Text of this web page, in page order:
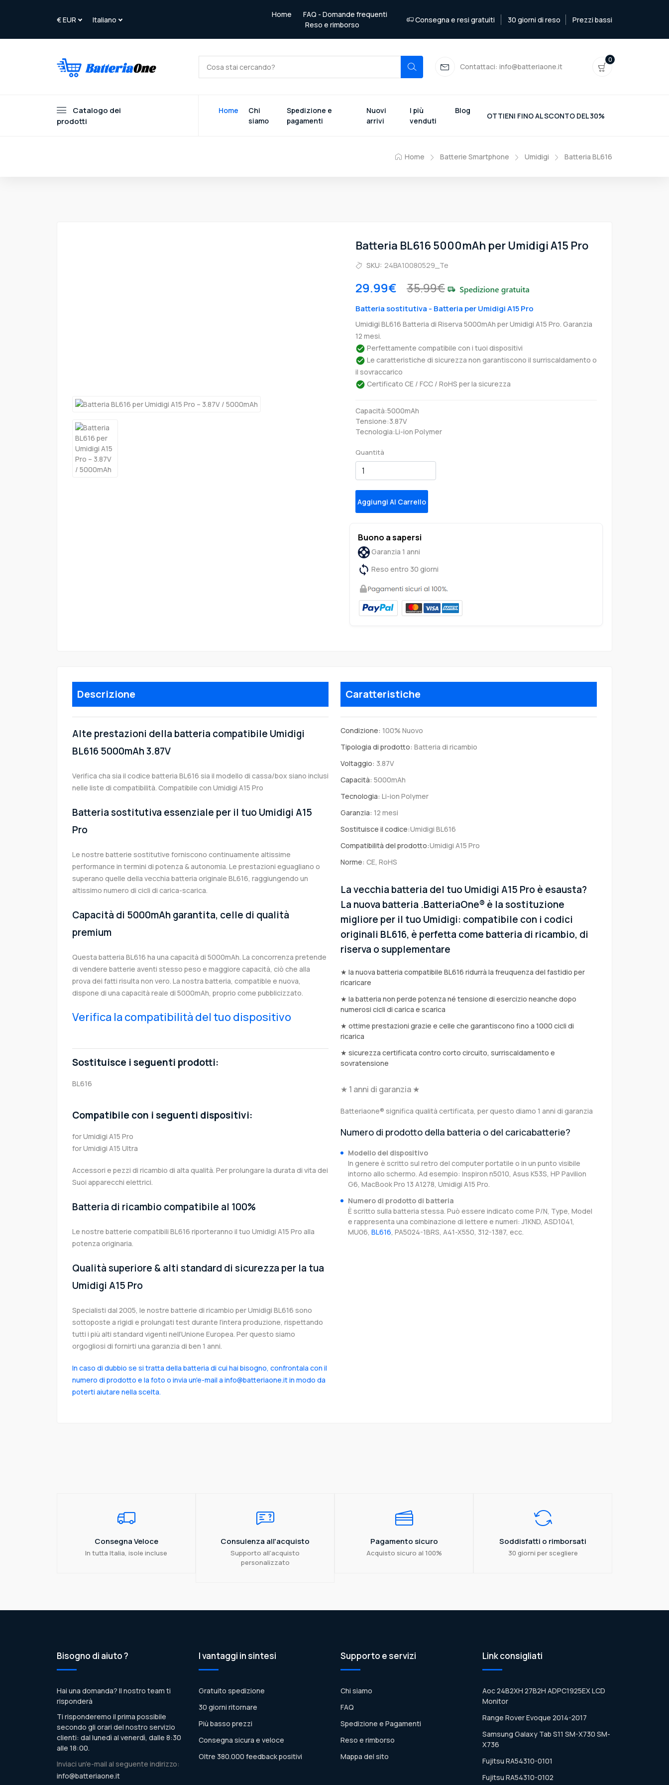
Home
FAQ - Domande frequenti
Reso e rimborso
Consegna e resi gratuiti 30 giorni di reso Prezzi bassi
Contattaci: info@batteriaone.it
0
Catalogo dei
prodotti
Home
Chi
siamo
Spedizione e
pagamenti
Nuovi
arrivi
I più
venduti
Blog
OTTIENI FINO AL SCONTO DEL 30%
Home Batterie Smartphone Umidigi Batteria BL616
Batteria BL616 5000mAh per Umidigi A15 Pro
SKU: 24BA10080529_Te
29.99€ 35.99€
Batteria sostitutiva - Batteria per Umidigi A15 Pro
Umidigi BL616 Batteria di Riserva 5000mAh per Umidigi A15 Pro. Garanzia
12 mesi.
Perfettamente compatibile con i tuoi dispositivi
Le caratteristiche di sicurezza non garantiscono il surriscaldamento o
il sovraccarico
Certificato CE / FCC / RoHS per la sicurezza
Capacità:5000mAh
Tensione:3.87V
Tecnologia:Li-ion Polymer
Quantità
Aggiungi Al Carrello
Buono a sapersi
Garanzia 1 anni
Reso entro 30 giorni
Descrizione
Alte prestazioni della batteria compatibile Umidigi
BL616 5000mAh 3.87V
Verifica cha sia il codice batteria BL616 sia il modello di cassa/box siano inclusi
nelle liste di compatibilità. Compatibile con Umidigi A15 Pro
Batteria sostitutiva essenziale per il tuo Umidigi A15
Pro
Le nostre batterie sostitutive forniscono continuamente altissime
performance in termini di potenza & autonomia. Le prestazioni eguagliano o
superano quelle della vecchia batteria originale BL616, raggiungendo un
altissimo numero di cicli di carica-scarica.
Capacità di 5000mAh garantita, celle di qualità
premium
Questa batteria BL616 ha una capacità di 5000mAh. La concorrenza pretende
di vendere batterie aventi stesso peso e maggiore capacità, ciò che alla
prova dei fatti risulta non vero. La nostra batteria, compatible e nuova,
dispone di una capacità reale di 5000mAh, proprio come pubblicizzato.
Verifica la compatibilità del tuo dispositivo
Sostituisce i seguenti prodotti:
BL616
Compatibile con i seguenti dispositivi:
for Umidigi A15 Pro
for Umidigi A15 Ultra
Accessori e pezzi di ricambio di alta qualità. Per prolungare la durata di vita dei
Suoi apparecchi elettrici.
Batteria di ricambio compatibile al 100%
Le nostre batterie compatibili BL616 riporteranno il tuo Umidigi A15 Pro alla
potenza originaria.
Qualità superiore & alti standard di sicurezza per la tua
Umidigi A15 Pro
Specialisti dal 2005, le nostre batterie di ricambio per Umidigi BL616 sono
sottoposte a rigidi e prolungati test durante l’intera produzione, rispettando
tutti i più alti standard vigenti nell’Unione Europea. Per questo siamo
orgogliosi di fornirti una garanzia di ben 1 anni.
In caso di dubbio se si tratta della batteria di cui hai bisogno, confrontala con il
numero di prodotto e la foto o invia un'e-mail a info@batteriaone.it in modo da
poterti aiutare nella scelta.
Caratteristiche
Condizione: 100% Nuovo
Tipologia di prodotto: Batteria di ricambio
Voltaggio: 3.87V
Capacità: 5000mAh
Tecnologia: Li-ion Polymer
Garanzia: 12 mesi
Sostituisce il codice:Umidigi BL616
Compatibilità del prodotto:Umidigi A15 Pro
Norme: CE, RoHS
La vecchia batteria del tuo Umidigi A15 Pro è esausta?
La nuova batteria .BatteriaOne® è la sostituzione
migliore per il tuo Umidigi: compatibile con i codici
originali BL616, è perfetta come batteria di ricambio, di
riserva o supplementare
★ la nuova batteria compatibile BL616 ridurrà la freuquenza del fastidio per
ricaricare
★ la batteria non perde potenza né tensione di esercizio neanche dopo
numerosi cicli di carica e scarica
★ ottime prestazioni grazie e celle che garantiscono fino a 1000 cicli di
ricarica
★ sicurezza certificata contro corto circuito, surriscaldamento e
sovratensione
★ 1 anni di garanzia ★
Batteriaone® significa qualità certificata, per questo diamo 1 anni di garanzia
Numero di prodotto della batteria o del caricabatterie?
Modello del dispositivo
In genere è scritto sul retro del computer portatile o in un punto visibile
intorno allo schermo. Ad esempio: Inspiron n5010, Asus K53S, HP Pavilion
G6, MacBook Pro 13 A1278, Umidigi A15 Pro.
Numero di prodotto di batteria
È scritto sulla batteria stessa. Può essere indicato come P/N, Type, Model
e rappresenta una combinazione di lettere e numeri: J1KND, ASD1041,
MU06, BL616, PA5024-1BRS, A41-X550, 312-1387, ecc.
Consegna Veloce
In tutta Italia, isole incluse
Consulenza all'acquisto
Supporto all'acquisto
personalizzato
Pagamento sicuro
Acquisto sicuro al 100%
Soddisfatti o rimborsati
30 giorni per scegliere
Bisogno di aiuto ?
Hai una domanda? Il nostro team ti
risponderà
Ti risponderemo il prima possibile
secondo gli orari del nostro servizio
clienti: dal lunedì al venerdì, dalle 8:30
alle 18:00.
Inviaci un'e-mail al seguente indirizzo:
info@batteriaone.it
I vantaggi in sintesi
Gratuito spedizione
30 giorni ritornare
Più basso prezzi
Consegna sicura e veloce
Oltre 380.000 feedback positivi
Supporto e servizi
Chi siamo
FAQ
Spedizione e Pagamenti
Reso e rimborso
Mappa del sito
Link consigliati
Aoc 24B2XH 27B2H ADPC1925EX LCD
Monitor
Range Rover Evoque 2014-2017
Samsung Galaxy Tab S11 SM-X730 SM-
X736
Fujitsu RA54310-0101
Fujitsu RA54310-0102